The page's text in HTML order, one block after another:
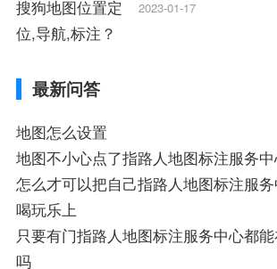
狗地图离线导航怎么用、
2023-01-17
最新问答
地图怎么设置
地图不小心点了指路人地图标注服务
怎么才可以把自己指路人地图标注服
喝玩乐上
只要有门指路人地图标注服务中心都
吗